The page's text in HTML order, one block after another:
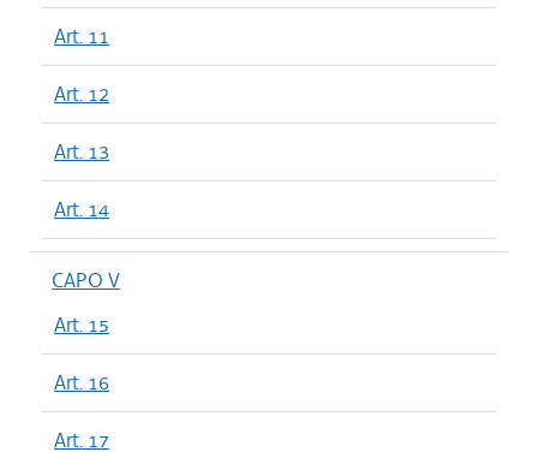
Art. 11
Art. 12
Art. 13
Art. 14
CAPO V
Art. 15
Art. 16
Art. 17